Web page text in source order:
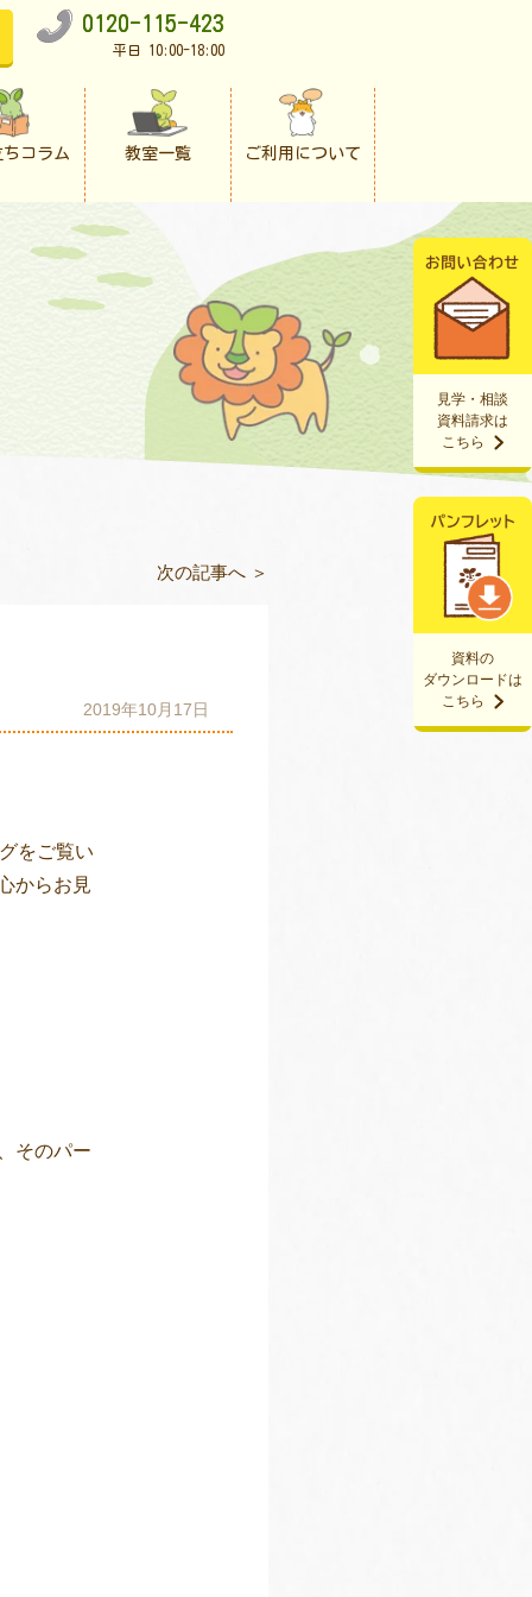
0120-115-423
平日 10:00-18:00
コラム 教室一覧 ご利用について
資料の
ダウンロードは
こちら
見学・相談
資料請求は
こちら
次の記事へ ＞
2019年10月17日
をご覧い
からお見
そのパー